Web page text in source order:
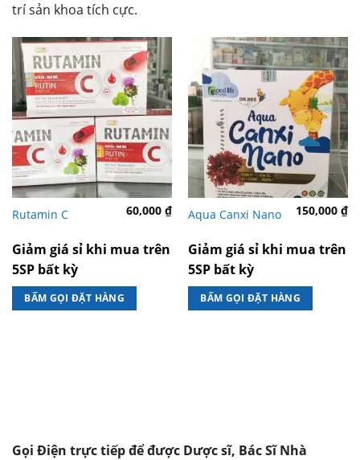
trí sản khoa tích cực.
Rutamin C 60,000₫
Giảm giá sỉ khi mua trên
5SP bất kỳ
BẤM GỌI ĐẶT HÀNG
Aqua Canxi Nano 150,000₫
Giảm giá sỉ khi mua trên
5SP bất kỳ
BẤM GỌI ĐẶT HÀNG
Gọi Điện trực tiếp để được Dược sĩ, Bác Sĩ Nhà